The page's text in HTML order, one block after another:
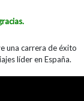
una carrera de éxito
líder en España.